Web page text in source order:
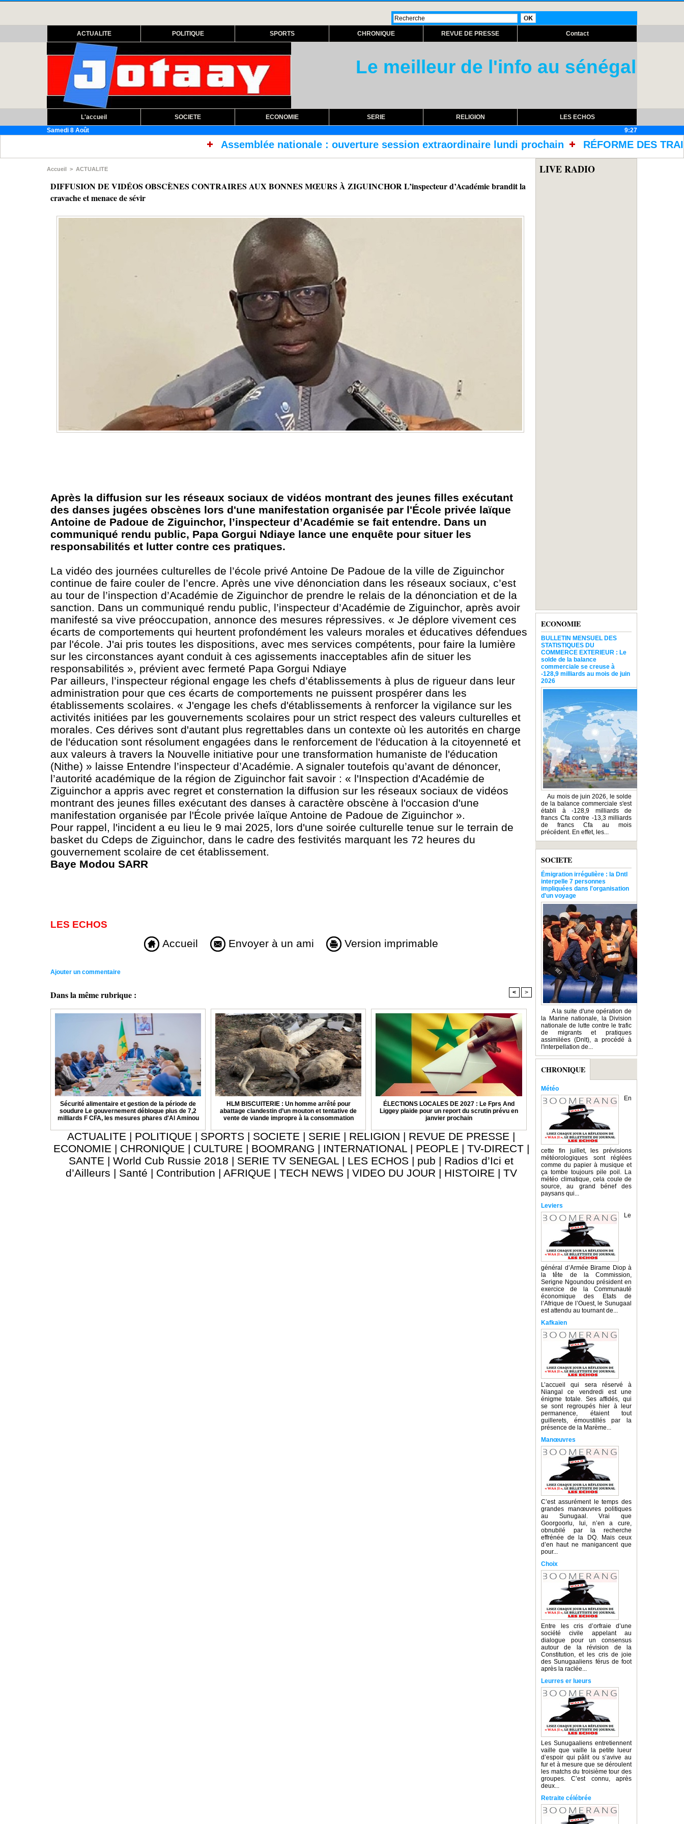
ACTUALITE POLITIQUE SPORTS CHRONIQUE REVUE DE PRESSE Contact
Le meilleur de l'info au sénégal
L'accueil SOCIETE ECONOMIE SERIE RELIGION
LES ECHOS
Samedi 8 Août
9:27
Assemblée nationale : ouverture session extraordinaire lundi prochain RÉFORME DES TRAITEMENTS DANS
Accueil > ACTUALITE
DIFFUSION DE VIDÉOS OBSCÈNES CONTRAIRES AUX BONNES MŒURS À ZIGUINCHOR L’inspecteur d’Académie brandit la
cravache et menace de sévir
Après la diffusion sur les réseaux sociaux de vidéos montrant des jeunes filles exécutant
des danses jugées obscènes lors d'une manifestation organisée par l'École privée laïque
Antoine de Padoue de Ziguinchor, l’inspecteur d’Académie se fait entendre. Dans un
communiqué rendu public, Papa Gorgui Ndiaye lance une enquête pour situer les
responsabilités et lutter contre ces pratiques.
La vidéo des journées culturelles de l’école privé Antoine De Padoue de la ville de Ziguinchor
continue de faire couler de l’encre. Après une vive dénonciation dans les réseaux sociaux, c’est
au tour de l’inspection d’Académie de Ziguinchor de prendre le relais de la dénonciation et de la
sanction. Dans un communiqué rendu public, l’inspecteur d’Académie de Ziguinchor, après avoir
manifesté sa vive préoccupation, annonce des mesures répressives. « Je déplore vivement ces
écarts de comportements qui heurtent profondément les valeurs morales et éducatives défendues
par l'école. J'ai pris toutes les dispositions, avec mes services compétents, pour faire la lumière
sur les circonstances ayant conduit à ces agissements inacceptables afin de situer les
responsabilités », prévient avec fermeté Papa Gorgui Ndiaye
Par ailleurs, l’inspecteur régional engage les chefs d’établissements à plus de rigueur dans leur
administration pour que ces écarts de comportements ne puissent prospérer dans les
établissements scolaires. « J'engage les chefs d'établissements à renforcer la vigilance sur les
activités initiées par les gouvernements scolaires pour un strict respect des valeurs culturelles et
morales. Ces dérives sont d'autant plus regrettables dans un contexte où les autorités en charge
de l'éducation sont résolument engagées dans le renforcement de l'éducation à la citoyenneté et
aux valeurs à travers la Nouvelle initiative pour une transformation humaniste de l'éducation
(Nithe) » laisse Entendre l’inspecteur d’Académie. A signaler toutefois qu’avant de dénoncer,
l’autorité académique de la région de Ziguinchor fait savoir : « l'Inspection d'Académie de
Ziguinchor a appris avec regret et consternation la diffusion sur les réseaux sociaux de vidéos
montrant des jeunes filles exécutant des danses à caractère obscène à l'occasion d'une
manifestation organisée par l'École privée laïque Antoine de Padoue de Ziguinchor ».
Pour rappel, l'incident a eu lieu le 9 mai 2025, lors d'une soirée culturelle tenue sur le terrain de
basket du Cdeps de Ziguinchor, dans le cadre des festivités marquant les 72 heures du
gouvernement scolaire de cet établissement.
Baye Modou SARR
LES ECHOS
Accueil Envoyer à un ami Version imprimable
Ajouter un commentaire
Dans la même rubrique : < >
Sécurité alimentaire et gestion de la période de
soudure Le gouvernement débloque plus de 7,2
milliards F CFA, les mesures phares d'Al Aminou
HLM BISCUITERIE : Un homme arrêté pour
abattage clandestin d’un mouton et tentative de
vente de viande impropre à la consommation
ÉLECTIONS LOCALES DE 2027 : Le Fprs And
Liggey plaide pour un report du scrutin prévu en
janvier prochain
ACTUALITE | POLITIQUE | SPORTS | SOCIETE | SERIE | RELIGION | REVUE DE PRESSE |
ECONOMIE | CHRONIQUE | CULTURE | BOOMRANG | INTERNATIONAL | PEOPLE | TV-DIRECT |
SANTE | World Cub Russie 2018 | SERIE TV SENEGAL | LES ECHOS | pub | Radios d’Ici et
d’Ailleurs | Santé | Contribution | AFRIQUE | TECH NEWS | VIDEO DU JOUR | HISTOIRE | TV
LIVE RADIO
ECONOMIE
BULLETIN MENSUEL DES
STATISTIQUES DU
COMMERCE EXTERIEUR : Le
solde de la balance
commerciale se creuse à
-128,9 milliards au mois de juin
2026
Au mois de juin 2026, le solde
de la balance commerciale s'est
établi à -128,9 milliards de
francs Cfa contre -13,3 milliards
de francs Cfa au mois
précédent. En effet, les...
SOCIETE
Émigration irrégulière : la Dntl
interpelle 7 personnes
impliquées dans l'organisation
d'un voyage
A la suite d'une opération de
la Marine nationale, la Division
nationale de lutte contre le trafic
de migrants et pratiques
assimilées (Dnlt), a procédé à
l'interpellation de...
CHRONIQUE
Météo
En
cette fin juillet, les prévisions
météorologiques sont réglées
comme du papier à musique et
ça tombe toujours pile poil. La
météo climatique, cela coule de
source, au grand bénef des
paysans qui...
Leviers
Le
général d’Armée Birame Diop à
la tête de la Commission,
Serigne Ngoundou président en
exercice de la Communauté
économique des Etats de
l’Afrique de l’Ouest, le Sunugaal
est attendu au tournant de...
Kafkaïen
L’accueil qui sera réservé à
Niangal ce vendredi est une
énigme totale. Ses affidés, qui
se sont regroupés hier à leur
permanence, étaient tout
guillerets, émoustillés par la
présence de la Marème...
Manœuvres
C’est assurément le temps des
grandes manœuvres politiques
au Sunugaal. Vrai que
Goorgoorlu, lui, n’en a cure,
obnubilé par la recherche
effrénée de la DQ. Mais ceux
d’en haut ne manigancent que
pour...
Choix
Entre les cris d’orfraie d’une
société civile appelant au
dialogue pour un consensus
autour de la révision de la
Constitution, et les cris de joie
des Sunugaaliens férus de foot
après la raclée...
Leurres er lueurs
Les Sunugaaliens entretiennent
vaille que vaille la petite lueur
d’espoir qui pâlit ou s’avive au
fur et à mesure que se déroulent
les matchs du troisième tour des
groupes. C’est connu, après
deux...
Retraite célébrée